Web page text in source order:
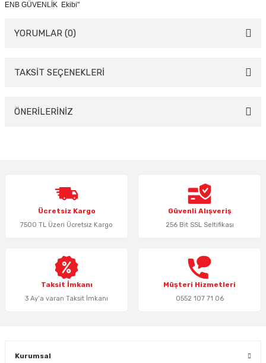
ENB GÜVENLİK Ekibi"
YORUMLAR (0)
Bu ürüne ilk yorumu siz yapın!
TAKSİT SEÇENEKLERİ
ÖNERİLERİNİZ
Ürün resmi kalitesiz, bozuk veya görüntülenemiyor.
Ürün açıklamasında eksik bilgiler bulunuyor.
Ürün bilgilerinde hatalar bulunuyor.
Bu ürüne benzer farklı alternatifler olmalı.
Ücretsiz Kargo
7500 TL Üzeri Ücretsiz Kargo
Güvenli Alışveriş
256 Bit SSL Seltifikası
Taksit İmkanı
3 Ay’a varan Taksit İmkanı
Müşteri Hizmetleri
0552 107 71 06
Kurumsal